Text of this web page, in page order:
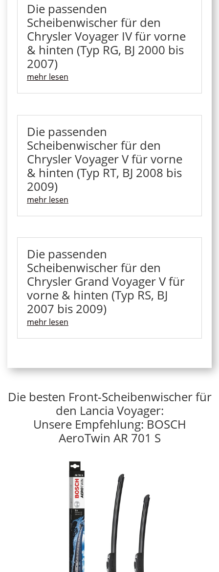
Die passenden
Scheibenwischer für den
Chrysler Voyager IV für vorne
& hinten (Typ RG, BJ 2000 bis
2007)
mehr lesen
Die passenden
Scheibenwischer für den
Chrysler Voyager V für vorne
& hinten (Typ RT, BJ 2008 bis
2009)
mehr lesen
Die passenden
Scheibenwischer für den
Chrysler Grand Voyager V für
vorne & hinten (Typ RS, BJ
2007 bis 2009)
mehr lesen
Die besten Front-Scheibenwischer für
den Lancia Voyager:
Unsere Empfehlung: BOSCH
AeroTwin AR 701 S